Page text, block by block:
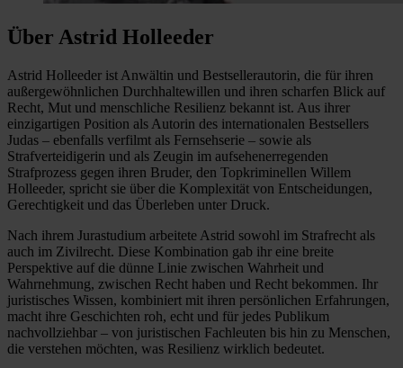
Über Astrid Holleeder
Astrid Holleeder ist Anwältin und Bestsellerautorin, die für ihren
außergewöhnlichen Durchhaltewillen und ihren scharfen Blick auf
Recht, Mut und menschliche Resilienz bekannt ist. Aus ihrer
einzigartigen Position als Autorin des internationalen Bestsellers
Judas – ebenfalls verfilmt als Fernsehserie – sowie als
Strafverteidigerin und als Zeugin im aufsehenerregenden
Strafprozess gegen ihren Bruder, den Topkriminellen Willem
Holleeder, spricht sie über die Komplexität von Entscheidungen,
Gerechtigkeit und das Überleben unter Druck.
Nach ihrem Jurastudium arbeitete Astrid sowohl im Strafrecht als
auch im Zivilrecht. Diese Kombination gab ihr eine breite
Perspektive auf die dünne Linie zwischen Wahrheit und
Wahrnehmung, zwischen Recht haben und Recht bekommen. Ihr
juristisches Wissen, kombiniert mit ihren persönlichen Erfahrungen,
macht ihre Geschichten roh, echt und für jedes Publikum
nachvollziehbar – von juristischen Fachleuten bis hin zu Menschen,
die verstehen möchten, was Resilienz wirklich bedeutet.